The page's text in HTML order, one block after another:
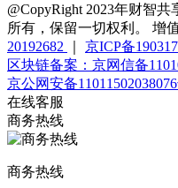
@CopyRight 2023年财智
所有，保留一切权利。 增
20192682
京ICP备
区块链备案：京网信备
京公网安备
在线客服
商务热线
商务热线